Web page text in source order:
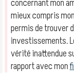
concernant mon
mieux compris mon
permis de trouver
investissements.
vérité inattendue
rapport avec mon